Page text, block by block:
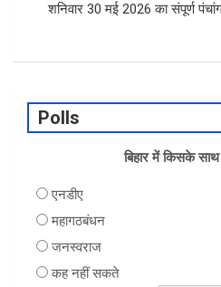
शनिवार 30 मई 2026 का संपूर्ण
Polls
बिहार में किसके
एनडीए
महागठबंधन
जनस्वराज
कह नहीं सकते